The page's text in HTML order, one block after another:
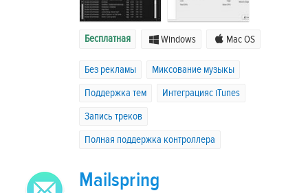
Бесплатная Windows Mac OS
Без рекламы
Миксование музыкы
Поддержка тем
Интеграцияс iTunes
Запись треков
Полная поддержка контроллера
Mailspring